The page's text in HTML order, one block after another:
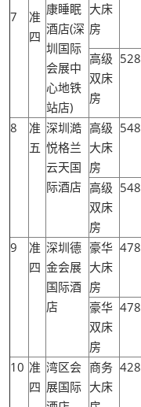
7
准
四
康睡眠
酒店(深
圳国际
会展中
心地铁
站店)
大床
房
高级
双床
房
528
8
准
五
深圳澔
悦格兰
云天国
际酒店
高级
大床
房
548
高级
双床
房
548
9
准
四
深圳德
金会展
国际酒
店
豪华
大床
房
478
豪华
双床
房
478
10 准
四
湾区会
展国际
商务
大床
428